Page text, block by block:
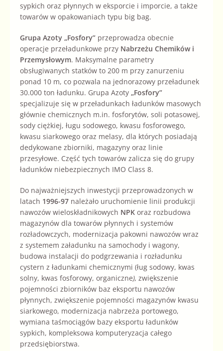
sypkich oraz płynnych w eksporcie i imporcie, a także
towarów w opakowaniach typu big bag.
Grupa Azoty „Fosfory” przeprowadza obecnie
operacje przeładunkowe przy Nabrzeżu Chemików i
Przemysłowym. Maksymalne parametry
obsługiwanych statków to 200 m przy zanurzeniu
ponad 10 m, co pozwala na jednorazowy przeładunek
30.000 ton ładunku. Grupa Azoty „Fosfory”
specjalizuje się w przeładunkach ładunków masowych
głównie chemicznych m.in. fosforytów, soli potasowej,
sody ciężkiej, ługu sodowego, kwasu fosforowego,
kwasu siarkowego oraz melasy, dla których posiadają
dedykowane zbiorniki, magazyny oraz linie
przesyłowe. Część tych towarów zalicza się do grupy
ładunków niebezpiecznych IMO Class 8.
Do najważniejszych inwestycji przeprowadzonych w
latach 1996-97 należało uruchomienie linii produkcji
nawozów wieloskładnikowych NPK oraz rozbudowa
magazynów dla towarów płynnych i systemów
rozładowczych, modernizacja pakowni nawozów wraz
z systemem załadunku na samochody i wagony,
budowa instalacji do podgrzewania i rozładunku
cystern z ładunkami chemicznymi (ług sodowy, kwas
solny, kwas fosforowy, organiczne), zwiększenie
pojemności zbiorników baz eksportu nawozów
płynnych, zwiększenie pojemności magazynów kwasu
siarkowego, modernizacja nabrzeża portowego,
wymiana taśmociągów bazy eksportu ładunków
sypkich, kompleksowa komputeryzacja całego
przedsiębiorstwa.